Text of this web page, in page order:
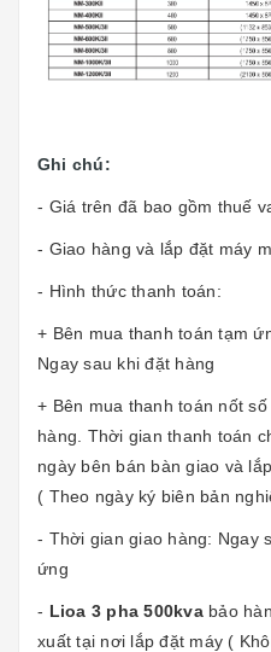
Ghi chú:
- Giá trên đã bao gồm thuế
- Giao hàng và lắp đặt máy
- Hình thức thanh toán:
+ Bên mua thanh toán tạm
Ngay sau khi đặt hàng
+ Bên mua thanh toán nốt
hàng. Thời gian thanh toán
ngày bên bán bàn giao và
( Theo ngày ký biên bản
- Thời gian giao hàng: Ngay
ứng
- Lioa 3 pha 500kvabảo
xuất tại nơi lắp đặt máy (